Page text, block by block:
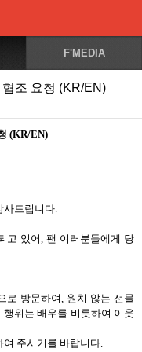
F'MEDIA
조 요청 (KR/EN)
(KR/EN)
사드립니다.
고 있어,팬 여러분들에게 당
로 방문하여, 원치 않는 선물
행위는 배우를 비롯하여 이웃
여 주시기를 바랍니다.